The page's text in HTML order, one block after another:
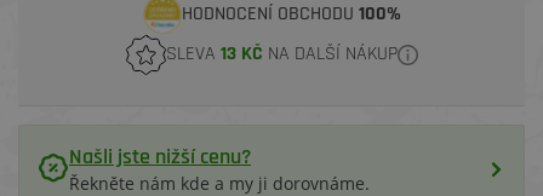
HODNOCENÍ OBCHODU 100%
SLEVA 13 KČ NA DALŠÍ NÁKUP
Našli jste nižší cenu?
Řekněte nám kde a my ji dorovnáme.